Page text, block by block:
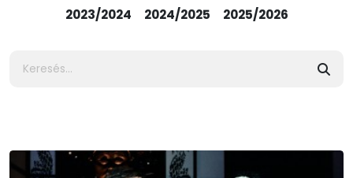
2023/2024
2024/2025 2025/2026